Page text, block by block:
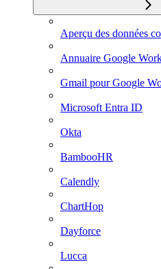
Aperçu des données
Annuaire Google
Gmail pour Google
Microsoft Entra ID
Okta
BambooHR
Calendly
ChartHop
Dayforce
Lucca